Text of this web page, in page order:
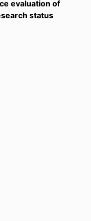
evaluation of
status